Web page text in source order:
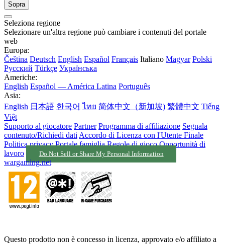
Sopra
Seleziona regione
Selezionare un'altra regione può cambiare i contenuti del portale
web
Europa:
Čeština Deutsch English Español Français Italiano Magyar Polski
Русский Türkçe Українська
Americhe:
English Español — América Latina Português
Asia:
English 日本語 한국어 ไทย 简体中文（新加坡) 繁體中文 Tiếng
Việt
Supporto al giocatore Partner Programma di affiliazione Segnala
contenuto/Richiedi dati Accordo di Licenza con l'Utente Finale
Politica privacy Portale famiglia Regole di gioco Opportunità di
lavoro
Do Not Sell or Share My Personal Information
wargaming.net
Questo prodotto non è concesso in licenza, approvato e/o affiliato a